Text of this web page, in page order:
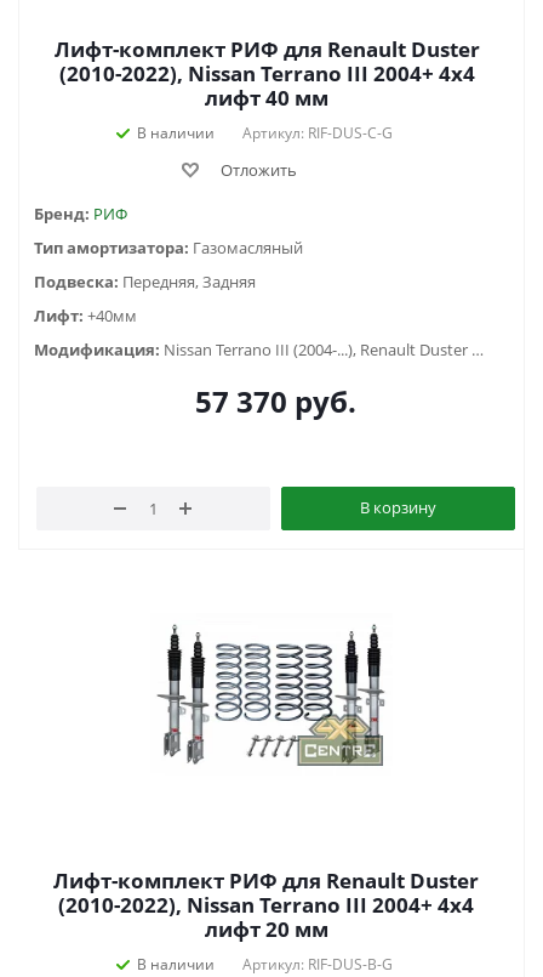
Лифт-комплект РИФ для Renault Duster
(2010-2022), Nissan Terrano III 2004+ 4х4
лифт 40 мм
В наличии Артикул: RIF-DUS-C-G
Отложить
Бренд: РИФ
Тип амортизатора: Газомасляный
Подвеска: Передняя, Задняя
Лифт: +40мм
Модификация:
Nissan Terrano III (2004-...), Renault Duster (2010-2014), Renault Duster (2015-2020), Renault Duster (2021-...)
57 370 руб.
В корзину
Лифт-комплект РИФ для Renault Duster
(2010-2022), Nissan Terrano III 2004+ 4х4
лифт 20 мм
В наличии Артикул: RIF-DUS-B-G